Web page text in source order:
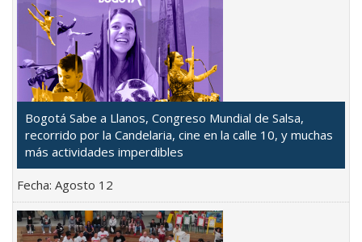
Bogotá Sabe a Llanos, Congreso Mundial de Salsa,
recorrido por la Candelaria, cine en la calle 10, y muchas
más actividades imperdibles
Fecha: Agosto 12